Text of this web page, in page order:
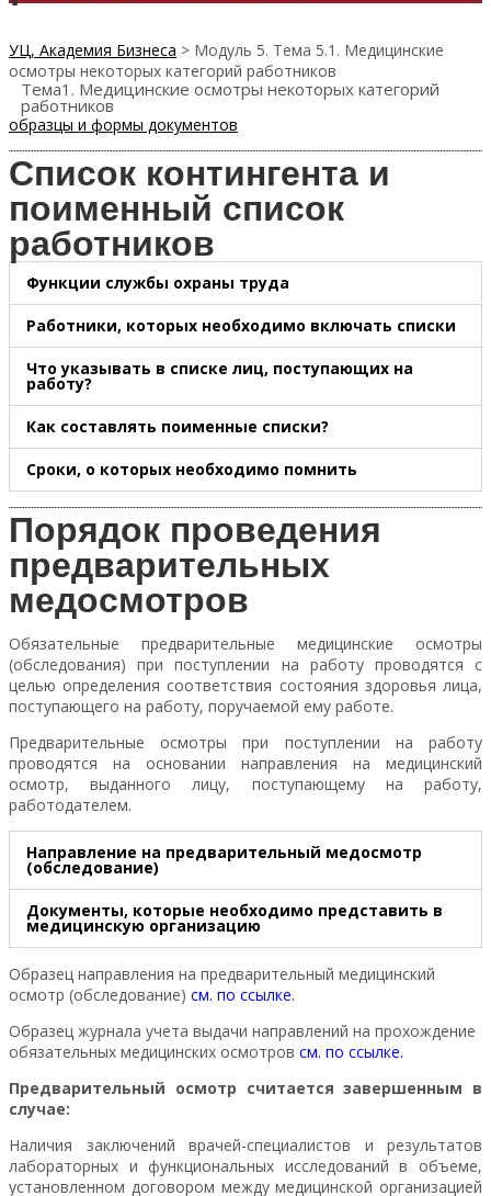
УЦ, Академия Бизнеса > Модуль 5. Тема 5.1. Медицинские
осмотры некоторых категорий работников
Тема1. Медицинские осмотры некоторых категорий
работников
образцы и формы документов
Список контингента и
поименный список
работников
Функции службы охраны труда
Работники, которых необходимо включать списки
Что указывать в списке лиц, поступающих на
работу?
Как составлять поименные списки?
Сроки, о которых необходимо помнить
Порядок проведения
предварительных
медосмотров
Обязательные предварительные медицинские осмотры
(обследования) при поступлении на работу проводятся с
целью определения соответствия состояния здоровья лица,
поступающего на работу, поручаемой ему работе.
Предварительные осмотры при поступлении на работу
проводятся на основании направления на медицинский
осмотр, выданного лицу, поступающему на работу,
работодателем.
Направление на предварительный медосмотр
(обследование)
Документы, которые необходимо представить в
медицинскую организацию
Образец направления на предварительный медицинский
осмотр (обследование) см. по ссылке.
Образец журнала учета выдачи направлений на прохождение
обязательных медицинских осмотров см. по ссылке.
Предварительный осмотр считается завершенным в
случае:
Наличия заключений врачей-специалистов и результатов
лабораторных и функциональных исследований в объеме,
установленном договором между медицинской организацией